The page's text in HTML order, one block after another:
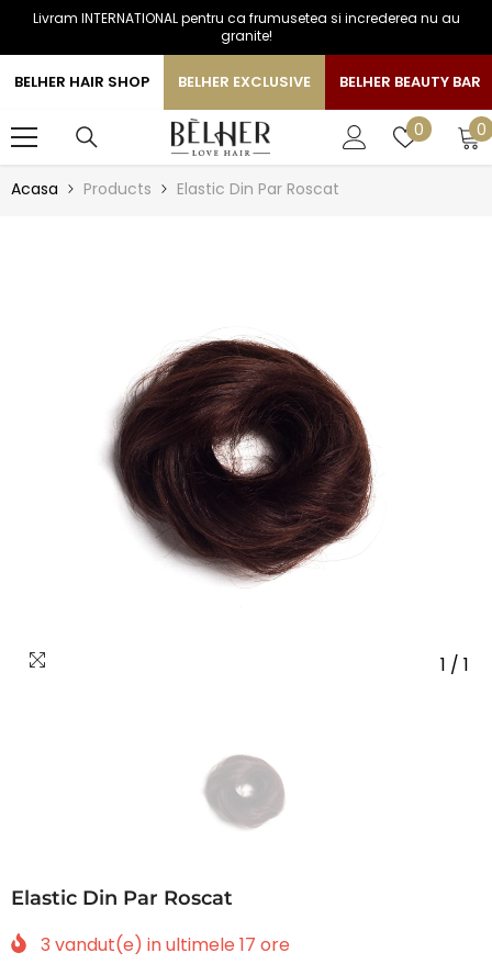
SARI LA CONTINUT
Livram INTERNATIONAL pentru ca frumusetea si increderea nu au
granite!
BELHER HAIR SHOP BELHER EXCLUSIVE BELHER BEAUTY BAR
0 Liste
00
Acasa Products Elastic Din Par Roscat
1 / 1
Elastic Din Par Roscat
3 vandut(e) in ultimele 17 ore